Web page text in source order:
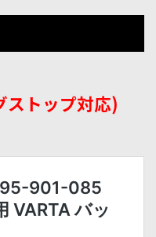
トップ対応)